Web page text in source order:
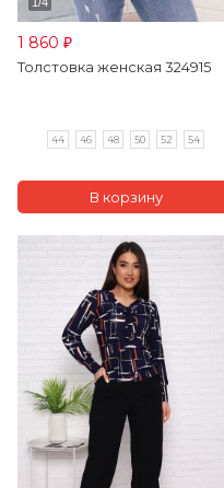
1 860 ₽
Толстовка женская 324915
44 46 48 50 52 54